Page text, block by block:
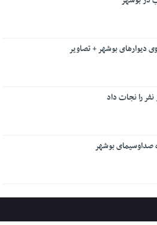
دیوارهای بوشهر + تصاویر
صداوسیمای بوشهر